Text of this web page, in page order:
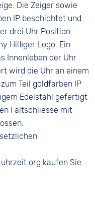
Die Zeiger sowie
IP beschichtet und
drei Uhr Position
Hilfiger Logo. Ein
Innenleben der Uhr
wird die Uhr an einem
Teil goldfarben IP
Edelstahl gefertigt
Faltschliesse mit
uhrzeit.org kaufen Sie